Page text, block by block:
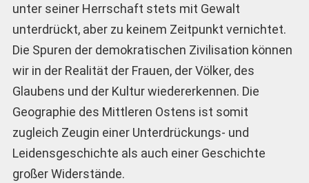
unter seiner Herrschaft stets mit Gewalt
unterdrückt, aber zu keinem Zeitpunkt vernichtet.
Die Spuren der demokratischen Zivilisation können
wir in der Realität der Frauen, der Völker, des
Glaubens und der Kultur wiedererkennen. Die
Geographie des Mittleren Ostens ist somit
zugleich Zeugin einer Unterdrückungs- und
Leidensgeschichte als auch einer Geschichte
großer Widerstände.